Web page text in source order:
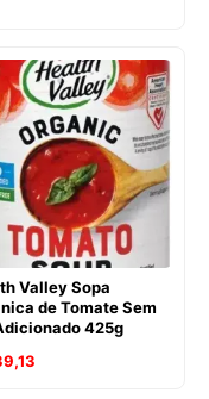
é:
R$99,91.
Valley Sopa
de Tomate Sem
425g